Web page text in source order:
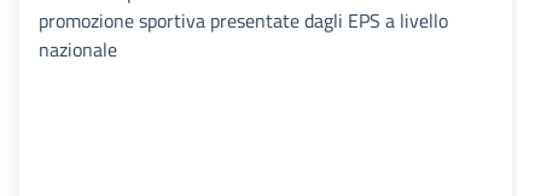
promozione sportiva presentate dagli EPS a livello
nazionale